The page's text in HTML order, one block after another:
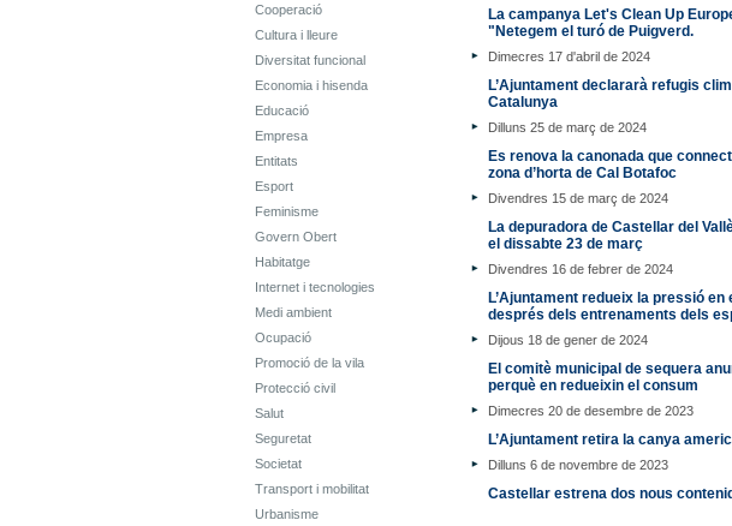
Cooperació
Cultura i lleure
Diversitat funcional
Economia i hisenda
Educació
Empresa
Entitats
Esport
Feminisme
Govern Obert
Habitatge
Internet i tecnologies
Medi ambient
Ocupació
Promoció de la vila
Protecció civil
Salut
Seguretat
Societat
Transport i mobilitat
Urbanisme
La campanya Let's Clean Up
"Netegem el turó de Puigverd.
Dimecres 17 d'abril de 2024
L’Ajuntament declararà refugis
Catalunya
Dilluns 25 de març de 2024
Es renova la canonada que
zona d’horta de Cal Botafoc
Divendres 15 de març de 2024
La depuradora de Castellar del
el dissabte 23 de març
Divendres 16 de febrer de 2024
L’Ajuntament redueix la pressió
després dels entrenaments dels
Dijous 18 de gener de 2024
El comitè municipal de sequera
perquè en redueixin el consum
Dimecres 20 de desembre de 2023
L’Ajuntament retira la canya
Dilluns 6 de novembre de 2023
Castellar estrena dos nous